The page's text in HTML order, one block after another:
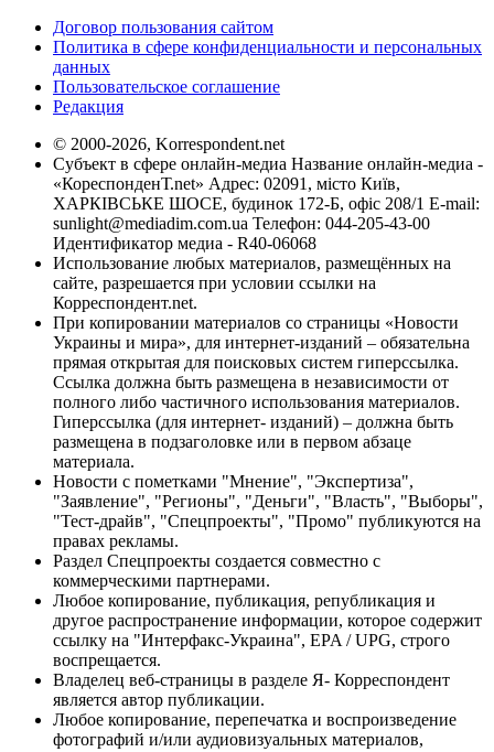
Договор пользования сайтом
Политика в сфере конфиденциальности и персональных
данных
Пользовательское соглашение
Редакция
© 2000-2026, Korrespondent.net
Субъект в сфере онлайн-медиа Название онлайн-медиа -
«КореспонденТ.net» Адрес: 02091, місто Київ,
ХАРКІВСЬКЕ ШОСЕ, будинок 172-Б, офіс 208/1 E-mail:
sunlight@mediadim.com.ua Телефон: 044-205-43-00
Идентификатор медиа - R40-06068
Использование любых материалов, размещённых на
сайте, разрешается при условии ссылки на
Корреспондент.net.
При копировании материалов со страницы «Новости
Украины и мира», для интернет-изданий – обязательна
прямая открытая для поисковых систем гиперссылка.
Ссылка должна быть размещена в независимости от
полного либо частичного использования материалов.
Гиперссылка (для интернет- изданий) – должна быть
размещена в подзаголовке или в первом абзаце
материала.
Новости с пометками "Мнение", "Экспертиза",
"Заявление", "Регионы", "Деньги", "Власть", "Выборы",
"Тест-драйв", "Спецпроекты", "Промо" публикуются на
правах рекламы.
Раздел Спецпроекты создается совместно с
коммерческими партнерами.
Любое копирование, публикация, републикация и
другое распространение информации, которое содержит
ссылку на "Интерфакс-Украина", EPA / UPG, строго
воспрещается.
Владелец веб-страницы в разделе Я- Корреспондент
является автор публикации.
Любое копирование, перепечатка и воспроизведение
фотографий и/или аудиовизуальных материалов,